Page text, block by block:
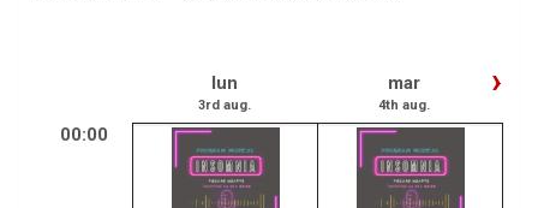
lun
3rd aug.
mar
4th aug.
›
00:00